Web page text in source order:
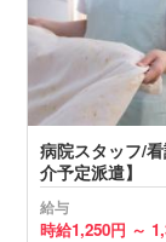
病院スタッフ/
介予定派遣】
給与
時給1,250円 ～